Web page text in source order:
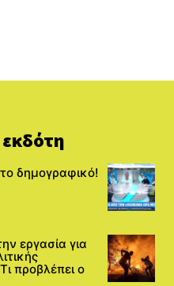
δημογραφικό!
εργασία για
προβλέπει ο